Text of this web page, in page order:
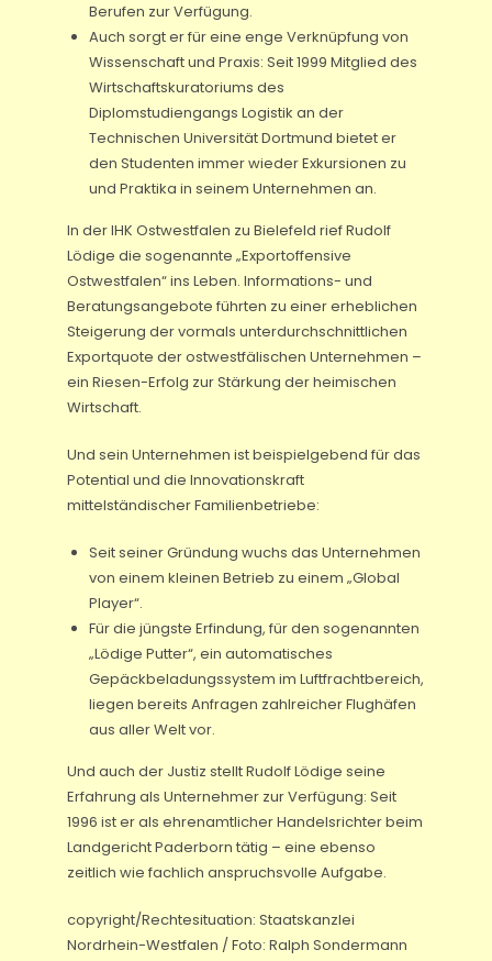
Berufen zur Verfügung.
Auch sorgt er für eine enge Verknüpfung von
Wissenschaft und Praxis: Seit 1999 Mitglied des
Wirtschaftskuratoriums des
Diplomstudiengangs Logistik an der
Technischen Universität Dortmund bietet er
den Studenten immer wieder Exkursionen zu
und Praktika in seinem Unternehmen an.
In der IHK Ostwestfalen zu Bielefeld rief Rudolf
Lödige die sogenannte „Exportoffensive
Ostwestfalen“ ins Leben. Informations- und
Beratungsangebote führten zu einer erheblichen
Steigerung der vormals unterdurchschnittlichen
Exportquote der ostwestfälischen Unternehmen –
ein Riesen-Erfolg zur Stärkung der heimischen
Wirtschaft.
Und sein Unternehmen ist beispielgebend für das
Potential und die Innovationskraft
mittelständischer Familienbetriebe:
Seit seiner Gründung wuchs das Unternehmen
von einem kleinen Betrieb zu einem „Global
Player“.
Für die jüngste Erfindung, für den sogenannten
„Lödige Putter“, ein automatisches
Gepäckbeladungssystem im Luftfrachtbereich,
liegen bereits Anfragen zahlreicher Flughäfen
aus aller Welt vor.
Und auch der Justiz stellt Rudolf Lödige seine
Erfahrung als Unternehmer zur Verfügung: Seit
1996 ist er als ehrenamtlicher Handelsrichter beim
Landgericht Paderborn tätig – eine ebenso
zeitlich wie fachlich anspruchsvolle Aufgabe.
copyright/Rechtesituation: Staatskanzlei
Nordrhein-Westfalen / Foto: Ralph Sondermann